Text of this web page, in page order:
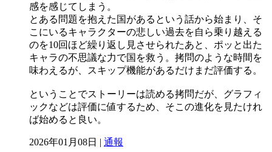
感を感じてしまう。
とある問題を抱えた国があるという話から始まり、そ
こにいるキャラクターの悲しい過去を自ら乗り越える
のを10回ほど繰り返し見させられたあと、ポッと出た
キャラの不思議な力で国を救う。拷問のような時間を
味わえるが、スキップ機能があるだけまだ評価する。
ということでストーリーは読める拷問だが、グラフィ
ックなどは評価に値するため、そこの進化を見たけれ
ば始めると良い。
2026年01月08日 | 通報